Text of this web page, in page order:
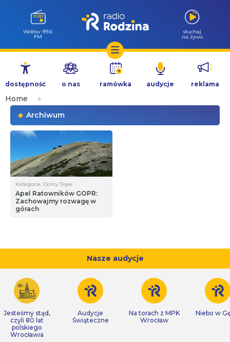
Przejdź
treści
Wołów 99.6
FM
słuchaj
na żywo
dostępność o nas ramówka audycje reklama
Home
»
Archiwum
Kategoria: Dolny Śląsk
Apel Ratowników GOPR:
Zachowajmy rozwagę w
górach
Nasze audycje
Jesteśmy stąd,
czyli 80 lat
polskiego
Wrocławia
Audycje
Świąteczne
Na torach z MPK
Wrocław
Niebo w